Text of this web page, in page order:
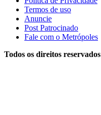
Termos de uso
Anuncie
Post Patrocinado
Fale com o Metrópoles
Todos os direitos reservados